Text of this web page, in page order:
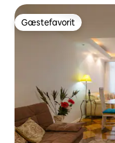
Gæstefavorit
Gæstefavorit